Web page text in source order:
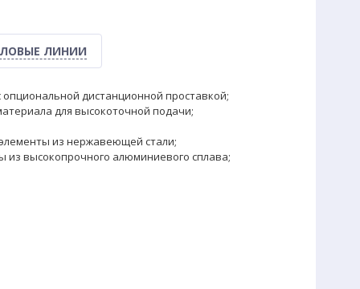
ЛИНИИ
дистанционной проставкой;
для высокоточной подачи;
из нержавеющей стали;
из высокопрочного алюминиевого сплава;